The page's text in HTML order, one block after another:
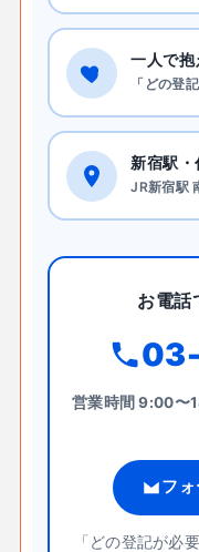
一人で抱
「どの登
新宿駅・
JR新宿駅
お電話
営業時間 9:00〜
フ
「どの登記が必